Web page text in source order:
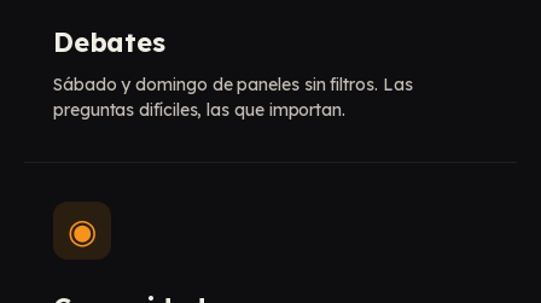
Debates
Sábado y domingo de paneles sin filtros. Las
preguntas difíciles, las que importan.
◉